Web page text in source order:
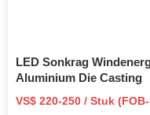
LED Sonkrag
Aluminium Die Casting
VS$ 220-250 / Stuk